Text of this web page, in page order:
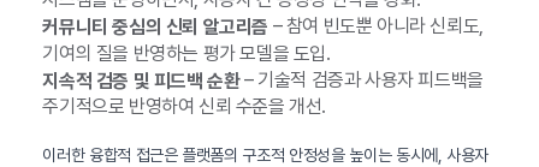
커뮤니티 중심의 신뢰 알고리즘 – 참여 빈도뿐 아니라 신뢰도,
기여의 질을 반영하는 평가 모델을 도입.
지속적 검증 및 피드백 순환– 기술적 검증과 사용자 피드백을
주기적으로 반영하여 신뢰 수준을 개선.
이러한 융합적 접근은 플랫폼의 구조적 안정성을 높이는 동시에, 사용자